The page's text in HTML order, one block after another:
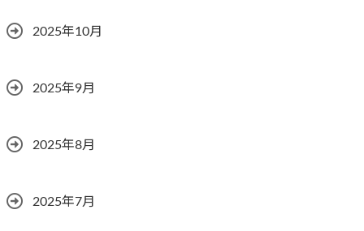
2025年10月
2025年9月
2025年8月
2025年7月